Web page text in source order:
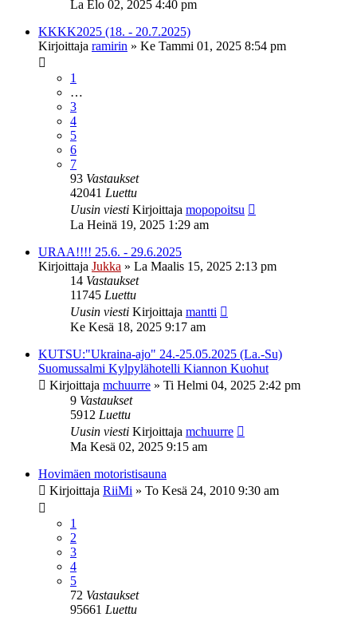
La Elo 02, 2025 4:40 pm
KKKK2025 (18. - 20.7.2025)
Kirjoittaja ramirin » Ke Tammi 01, 2025 8:54 pm
1
…
3
4
5
6
7
93 Vastaukset
42041 Luettu
Uusin viesti Kirjoittaja mopopoitsu
La Heinä 19, 2025 1:29 am
URAA!!!! 25.6. - 29.6.2025
Kirjoittaja Jukka » La Maalis 15, 2025 2:13 pm
14 Vastaukset
11745 Luettu
Uusin viesti Kirjoittaja mantti
Ke Kesä 18, 2025 9:17 am
KUTSU:"Ukraina-ajo" 24.-25.05.2025 (La.-Su)
Suomussalmi Kylpylähotelli Kiannon Kuohut
Kirjoittaja mchuurre » Ti Helmi 04, 2025 2:42 pm
9 Vastaukset
5912 Luettu
Uusin viesti Kirjoittaja mchuurre
Ma Kesä 02, 2025 9:15 am
Hovimäen motoristisauna
Kirjoittaja RiiMi » To Kesä 24, 2010 9:30 am
1
2
3
4
5
72 Vastaukset
95661 Luettu